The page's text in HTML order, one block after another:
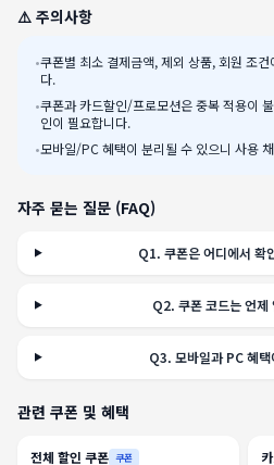
⚠️ 주의사항
•쿠폰별 최소 결제금액, 제외 상품, 회원 조
다.
•쿠폰과 카드할인/프로모션은 중복 적용이
인이 필요합니다.
•모바일/PC 혜택이 분리될 수 있으니 사용
자주 묻는 질문 (FAQ)
Q1.쿠폰은 어디에서 확
Q2. 쿠폰 코드는 언제
Q3.모바일과 PC 혜
관련 쿠폰 및 혜택
전체 할인 쿠폰 쿠폰